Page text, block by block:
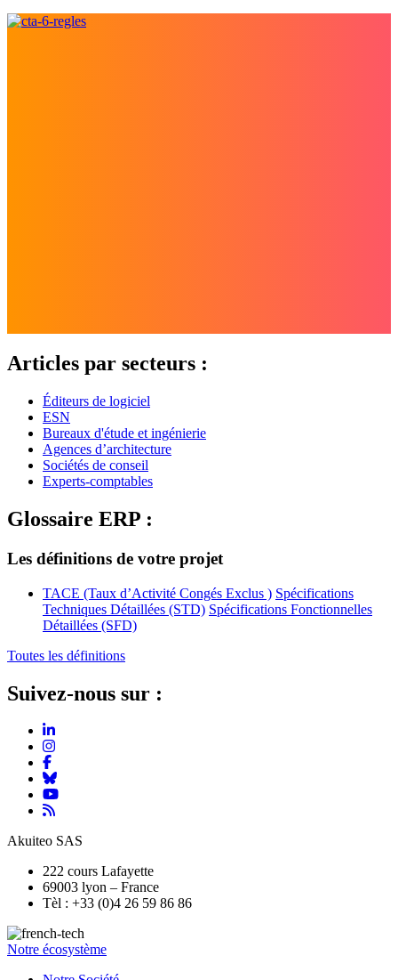
Articles par secteurs :
Éditeurs de logiciel
ESN
Bureaux d'étude et ingénierie
Agences d’architecture
Sociétés de conseil
Experts-comptables
Glossaire ERP :
Les définitions de votre projet
TACE (Taux d’Activité Congés Exclus ) Spécifications
Techniques Détaillées (STD) Spécifications Fonctionnelles
Détaillées (SFD)
Toutes les définitions
Suivez-nous sur :
Akuiteo SAS
222 cours Lafayette
69003 lyon – France
Tèl : +33 (0)4 26 59 86 86
Notre écosystème